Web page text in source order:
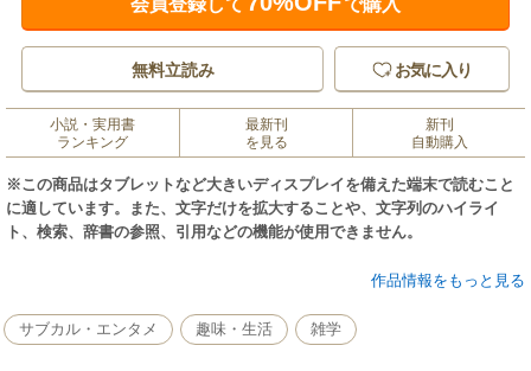
無料立読み お気に入り
小説・実用書
ランキング
最新刊
を見る
新刊
自動購入
※この商品はタブレットなど大きいディスプレイを備えた端末で読むこと
に適しています。また、文字だけを拡大することや、文字列のハイライ
ト、検索、辞書の参照、引用などの機能が使用できません。
Xで大バズリ＆Yahoo！ ニューストップにも掲載された大人気マンガがつ
法」を描いたマンガ。川遊び、海遊びなど夏レジャーで起きやすい死亡事
故を防ぐ知識も多数収録！ 大人はもちろん、外遊び大好きなお子様にもぜ
作品情報をもっと見る
サブカル・エンタメ 趣味・生活 雑学